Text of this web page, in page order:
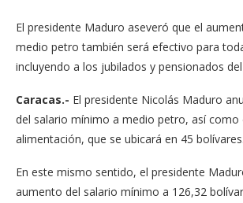
El presidente Maduro aseveró que el
medio petro también será efectivo para
incluyendo a los jubilados y pensionados
Caracas.- El presidente Nicolás Maduro
del salario mínimo a medio petro, así como
alimentación, que se ubicará en 45 bolívares.
En este mismo sentido, el presidente
aumento del salario mínimo a 126,32